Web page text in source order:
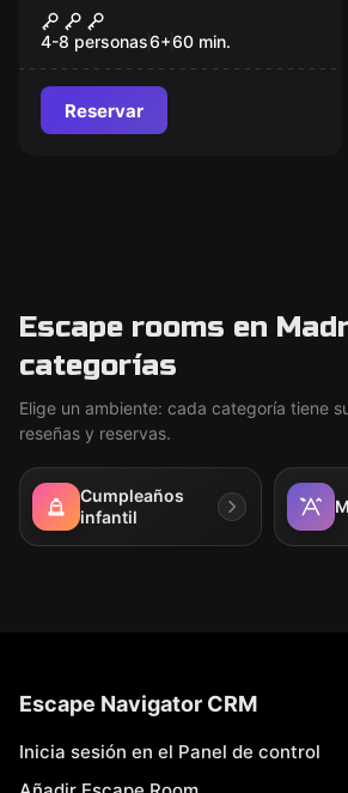
Nuevo
Siltobark: KIDS
4-8 personas6+60 min.
Reservar
Escape rooms en
categorías
Elige un ambiente: cada categoría tiene
reseñas y reservas.
Cumpleaños
infantil
Escape Navigator CRM
Inicia sesión en el Panel de control